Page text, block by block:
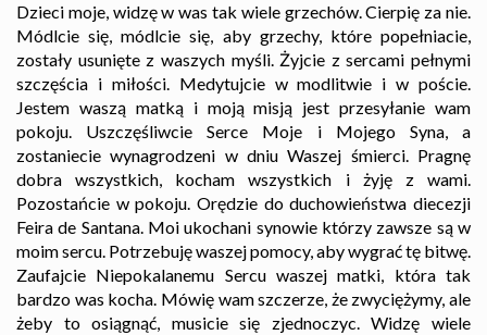
Dzieci moje, widzę w was tak wiele grzechów. Cierpię za nie.
Módlcie się, módlcie się, aby grzechy, które popełniacie,
zostały usunięte z waszych myśli. Żyjcie z sercami pełnymi
szczęścia i miłości. Medytujcie w modlitwie i w poście.
Jestem waszą matką i moją misją jest przesyłanie wam
pokoju. Uszczęśliwcie Serce Moje i Mojego Syna, a
zostaniecie wynagrodzeni w dniu Waszej śmierci. Pragnę
dobra wszystkich, kocham wszystkich i żyję z wami.
Pozostańcie w pokoju. Orędzie do duchowieństwa diecezji
Feira de Santana. Moi ukochani synowie którzy zawsze są w
moim sercu. Potrzebuję waszej pomocy, aby wygrać tę bitwę.
Zaufajcie Niepokalanemu Sercu waszej matki, która tak
bardzo was kocha. Mówię wam szczerze, że zwyciężymy, ale
żeby to osiągnąć, musicie się zjednoczyc. Widzę wiele